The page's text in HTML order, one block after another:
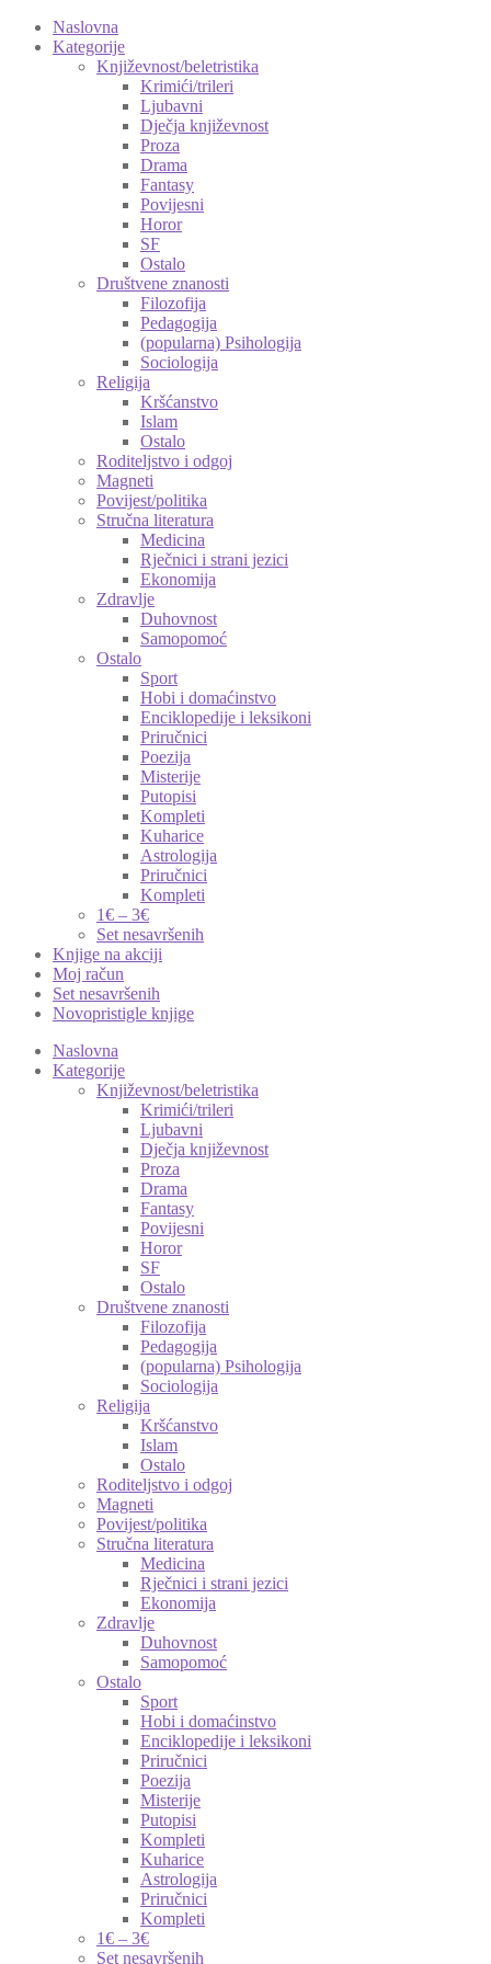
Naslovna
Kategorije
Književnost/beletristika
Krimići/trileri
Ljubavni
Dječja književnost
Proza
Drama
Fantasy
Povijesni
Horor
SF
Ostalo
Društvene znanosti
Filozofija
Pedagogija
(popularna) Psihologija
Sociologija
Religija
Kršćanstvo
Islam
Ostalo
Roditeljstvo i odgoj
Magneti
Povijest/politika
Stručna literatura
Medicina
Rječnici i strani jezici
Ekonomija
Zdravlje
Duhovnost
Samopomoć
Ostalo
Sport
Hobi i domaćinstvo
Enciklopedije i leksikoni
Priručnici
Poezija
Misterije
Putopisi
Kompleti
Kuharice
Astrologija
Priručnici
Kompleti
1€ – 3€
Set nesavršenih
Knjige na akciji
Moj račun
Set nesavršenih
Novopristigle knjige
Naslovna
Kategorije
Književnost/beletristika
Krimići/trileri
Ljubavni
Dječja književnost
Proza
Drama
Fantasy
Povijesni
Horor
SF
Ostalo
Društvene znanosti
Filozofija
Pedagogija
(popularna) Psihologija
Sociologija
Religija
Kršćanstvo
Islam
Ostalo
Roditeljstvo i odgoj
Magneti
Povijest/politika
Stručna literatura
Medicina
Rječnici i strani jezici
Ekonomija
Zdravlje
Duhovnost
Samopomoć
Ostalo
Sport
Hobi i domaćinstvo
Enciklopedije i leksikoni
Priručnici
Poezija
Misterije
Putopisi
Kompleti
Kuharice
Astrologija
Priručnici
Kompleti
1€ – 3€
Set nesavršenih